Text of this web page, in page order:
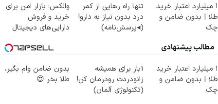
۱ میلیارد اعتبار خرید
طلا | بدون ضامن و
چک
تنها راه رهایی از کمر
درد بدون نیاز به دارو!
(◂پرسش‌نامه)
والکس: بازار امن برای
خرید و فروش
دارایی‌های دیجیتال
مطالب پیشنهادی
۱ میلیارد اعتبار خرید
طلا | بدون ضامن و
چک
1بار برای همیشه
زانودردت رودرمان کن!
(تکنولوژی آلمان)
بدون ضامن وام بگیر،
طلا بخر 😍